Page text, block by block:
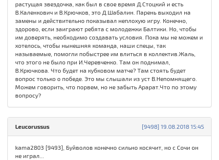
растущая звездочка, как был в свое время Д.Стоцкий и есть
В.Каленкович и В.Крючков, это Д.Шабалин. Парень выходил на
замены и действительно показывал неплохую игру. Конечно,
здорово, если заиграют ребята с молодежки Балтики. Но, чтобы
им доверять, необходимо создавать условия. Пока мы не можем и
хотелось, чтобы нынешняя команда, наши спецы, так
называемые, помогли побыстрее им влиться в коллектив.Жаль,
что этого не было при И.Черевченко. Там он поднимал,
В.Крючкова. Что будет на кубковом матче? Там стоять будет
вопрос только о победе. Это мы слышали из уст В.Непомнящего.
Можем говорить, что порвем, но не забыть Арарат.Что по этому
вопросу?
[9498] 19.08.2018 15:45
Leucorussus
kama2803 [9493], Буйволов конечно сильно косячит, но с Сочи он
не играл...